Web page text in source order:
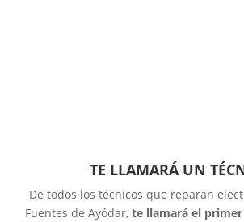
TE LLAMARÁ UN
De todos los técnicos que reparan
Fuentes de Ayódar, te llamará el